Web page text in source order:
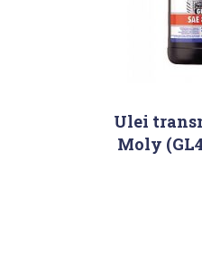
Ulei
Moly